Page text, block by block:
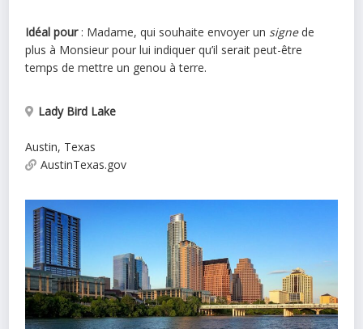
Idéal pour : Madame, qui souhaite envoyer un signede
plus à Monsieur pour lui indiquer qu’il serait peut-être
temps de mettre un genou à terre.
Lady Bird Lake
Austin, Texas
AustinTexas.gov